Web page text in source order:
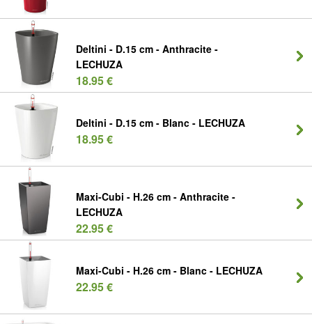
Deltini - D.15 cm - Anthracite -
LECHUZA
18.95 €
Deltini - D.15 cm - Blanc - LECHUZA
18.95 €
Maxi-Cubi - H.26 cm - Anthracite -
LECHUZA
22.95 €
Maxi-Cubi - H.26 cm - Blanc - LECHUZA
22.95 €